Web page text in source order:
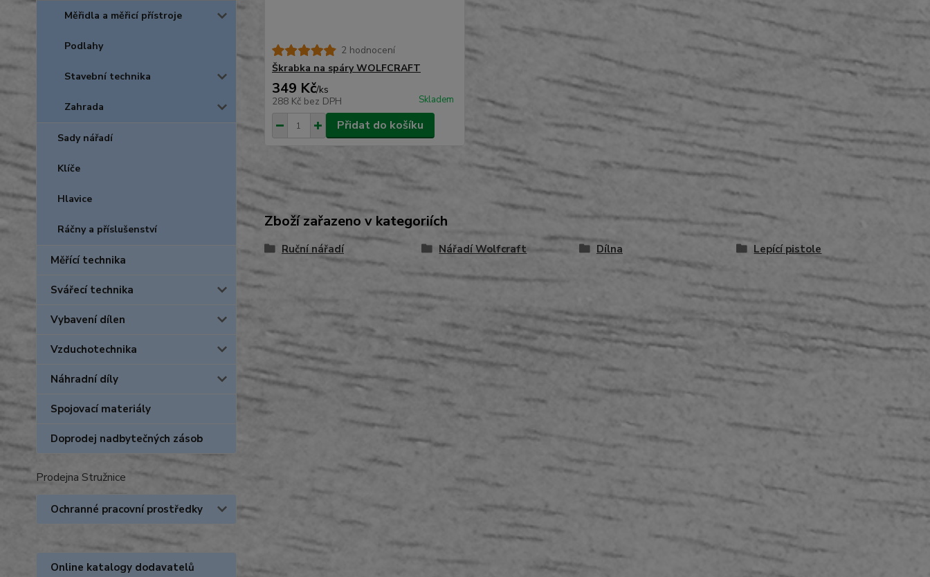
Měřidla a měřicí přístroje
Podlahy
Stavební technika
Zahrada
Sady nářadí
Klíče
Hlavice
Ráčny a příslušenství
Měřící technika
Svářecí technika
Vybavení dílen
Vzduchotechnika
Náhradní díly
Spojovací materiály
Doprodej nadbytečných zásob
Prodejna Stružnice
Ochranné pracovní prostředky
Online katalogy dodavatelů
2 hodnocení
Škrabka na spáry WOLFCRAFT
349 Kč/ks
288 Kč bez DPH Skladem
Přidat do košíku
Zboží zařazeno v kategoriích
Ruční nářadí Nářadí Wolfcraft Dílna Lepící pistole